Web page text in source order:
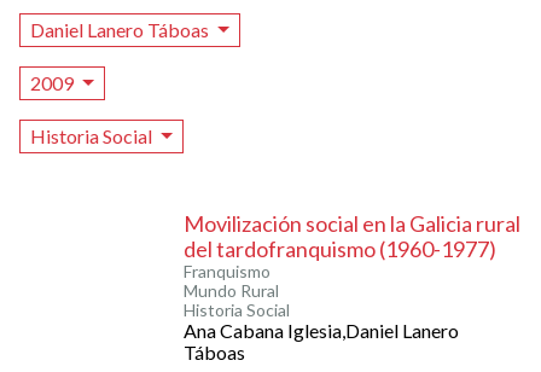
Daniel Lanero Táboas
2009
Historia Social
Movilización social en la Galicia rural
del tardofranquismo (1960-1977)
Franquismo
Mundo Rural
Historia Social
Ana Cabana Iglesia,Daniel Lanero
Táboas